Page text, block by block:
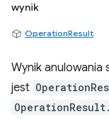
wynik
OperationResult
Wynik anulowania
jest